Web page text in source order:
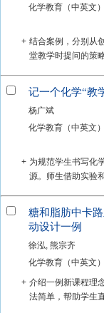
化学教育（中英文
+ 结合案例，分别从
堂教学时提问的策略
记一个化学“教
杨广斌
化学教育（中英文
+ 为规范学生书写化
源。师生借助实验
糖和脂肪中卡
动设计一例
徐泓, 熊宗齐
化学教育（中英文
+ 介绍一例新课程理
法简单，帮助学生